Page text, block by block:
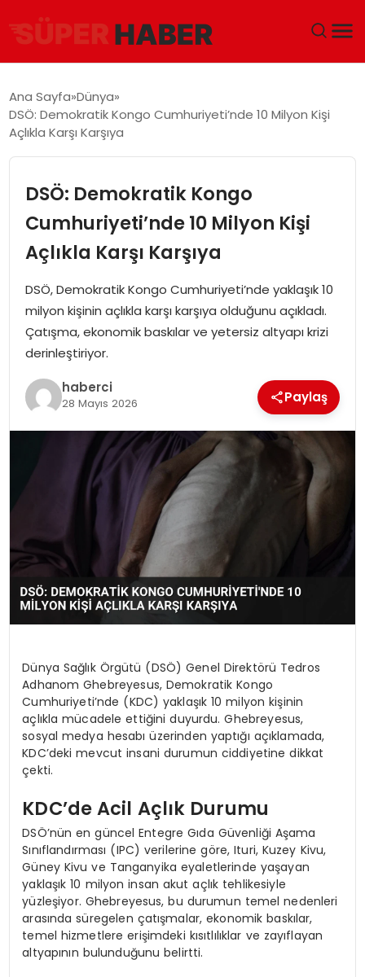
GÜNDEM
EKONOMI
MAGAZIN
SAĞLIK
SIYASET
TEKNOLOJI
Ana Sayfa Dünya
DSÖ: Demokratik Kongo Cumhuriyeti’nde 10 Milyon Kişi
Açlıkla Karşı Karşıya
DSÖ: Demokratik Kongo
Cumhuriyeti’nde 10 Milyon Kişi
Açlıkla Karşı Karşıya
DSÖ, Demokratik Kongo Cumhuriyeti’nde yaklaşık 10
milyon kişinin açlıkla karşı karşıya olduğunu açıkladı.
Çatışma, ekonomik baskılar ve yetersiz altyapı krizi
derinleştiriyor.
haberci
28 Mayıs 2026 Paylaş
Dünya Sağlık Örgütü (DSÖ) Genel Direktörü Tedros
Adhanom Ghebreyesus, Demokratik Kongo
Cumhuriyeti’nde (KDC) yaklaşık 10 milyon kişinin
açlıkla mücadele ettiğini duyurdu. Ghebreyesus,
sosyal medya hesabı üzerinden yaptığı açıklamada,
KDC’deki mevcut insani durumun ciddiyetine dikkat
çekti.
KDC’de Acil Açlık Durumu
DSÖ’nün en güncel Entegre Gıda Güvenliği Aşama
Sınıflandırması (IPC) verilerine göre, Ituri, Kuzey Kivu,
Güney Kivu ve Tanganyika eyaletlerinde yaşayan
yaklaşık 10 milyon insan akut açlık tehlikesiyle
yüzleşiyor. Ghebreyesus, bu durumun temel nedenleri
arasında süregelen çatışmalar, ekonomik baskılar,
temel hizmetlere erişimdeki kısıtlılıklar ve zayıflayan
altyapının bulunduğunu belirtti.